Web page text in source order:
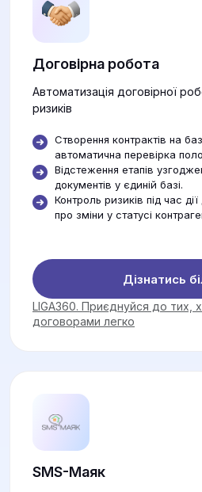
Договірна робота
Автоматизація договірної
ризиків
Створення контрактів на
автоматична перевірка
Відстеження етапів
документів у єдиній базі.
Контроль ризиків під час
про зміни у статусі
Дізнатись
LIGA360. Приєднуйся до тих,
договорами легко
SMS-Маяк